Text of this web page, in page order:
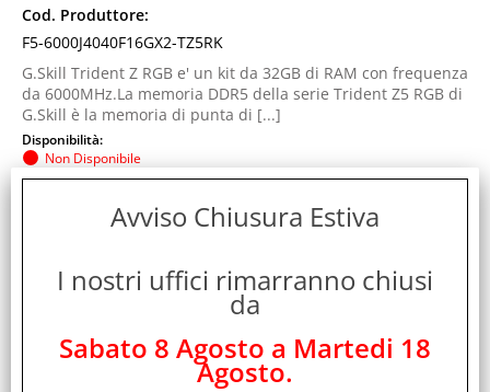
Cod. Produttore:
F5-6000J4040F16GX2-TZ5RK
G.Skill Trident Z RGB e' un kit da 32GB di RAM con frequenza
da 6000MHz.La memoria DDR5 della serie Trident Z5 RGB di
G.Skill è la memoria di punta di [...]
Disponibilità:
Non Disponibile
Prezzo:
24-48 Ore lavorativeAvviso Chiusura Estiva
I nostri uffici rimarranno chiusi
da
Sabato 8 Agosto a Martedi 18
Agosto.